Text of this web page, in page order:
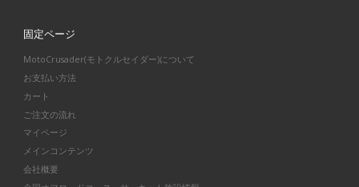
固定ページ
MotoCrusader(モトクルセイダー)について
お支払い方法
カート
ご注文の流れ
マイページ
メインコンテンツ
会社概要